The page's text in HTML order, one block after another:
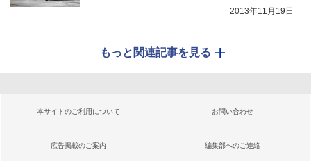
2013年11月19日
もっと関連記事を見る
本サイトのご利用について お問い合わせ
広告掲載のご案内 編集部へのご連絡